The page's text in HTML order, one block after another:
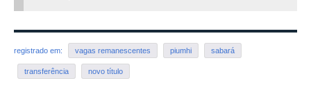
registrado em: vagas remanescentes piumhi sabará
transferência novo título